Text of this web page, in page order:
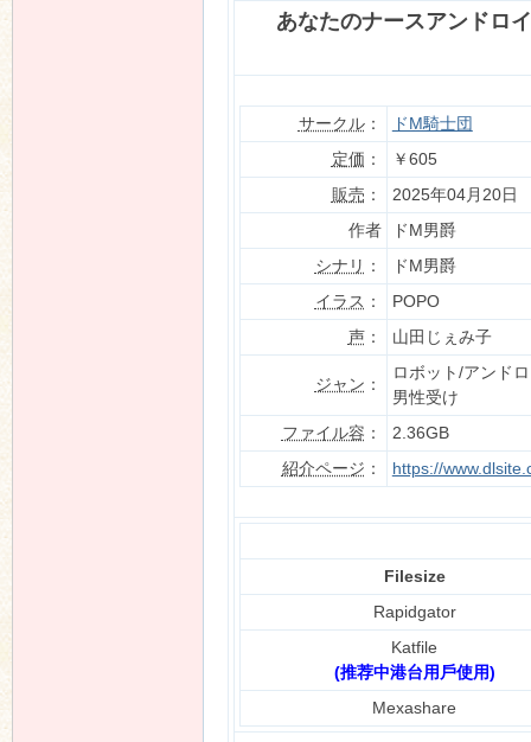
あなたのナースアンドロ
サークル：
ドM騎士団
定価 ：
￥605
販売 ：
2025年04月20日
作者
ドM男爵
シナリ ：
ドM男爵
イラス ：
POPO
声： 山田じぇみ子
ジャン ：
ロボット/アンド
男性受け
ファイル容 ：
2.36GB
紹介ページ ： https://
Filesize
Rapidgator
Katfile
(推荐中港台用戶使用)
Mexashare